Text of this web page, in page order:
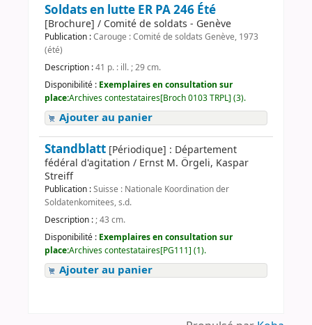
Soldats en lutte ER PA 246 Été
[Brochure] / Comité de soldats - Genève
Publication :Carouge : Comité de soldats Genève, 1973
(été)
Description :41 p. : ill. ; 29 cm.
Disponibilité : Exemplaires en consultation sur
place:Archives contestataires[Broch 0103 TRPL] (3).
Ajouter au panier
Standblatt [Périodique] : Département
fédéral d'agitation / Ernst M. Örgeli, Kaspar
Streiff
Publication :Suisse : Nationale Koordination der
Soldatenkomitees, s.d.
Description :; 43 cm.
Disponibilité : Exemplaires en consultation sur
place:Archives contestataires[PG111] (1).
Ajouter au panier